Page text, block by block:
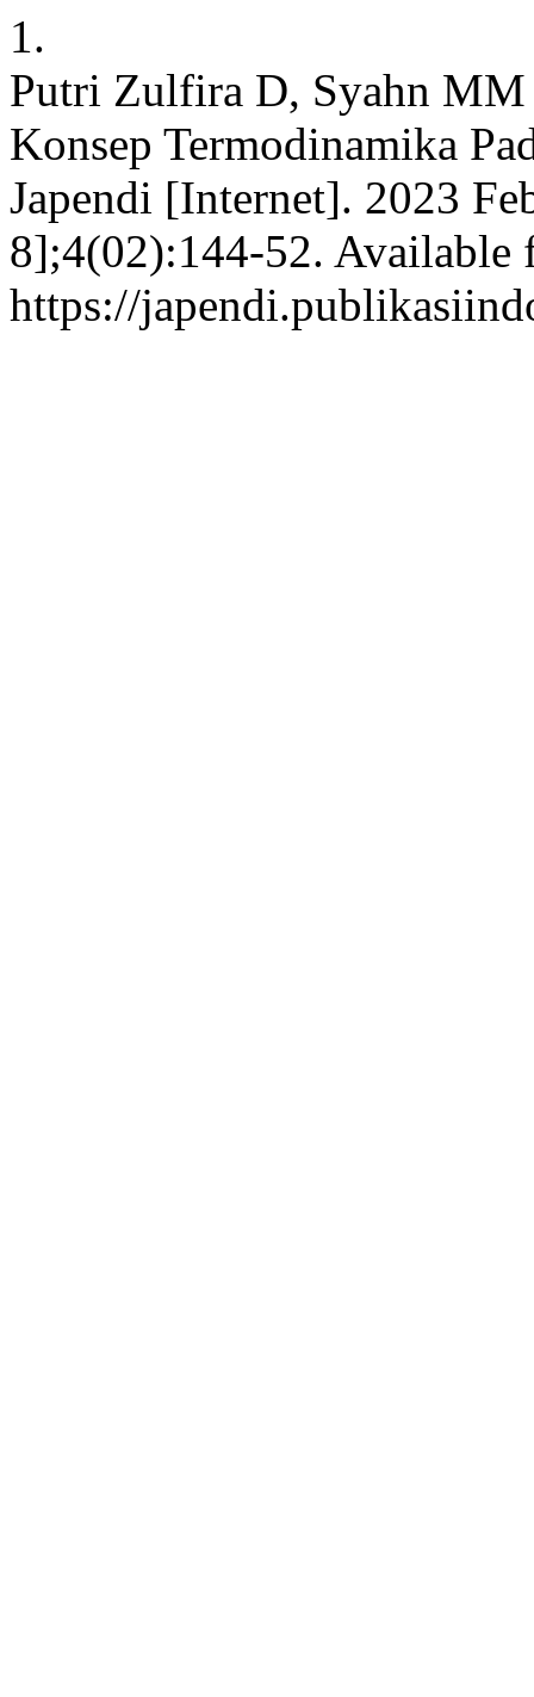
1.
Putri Zulfira D, Syahn
Konsep Termodinamika
Japendi [Internet]. 2023
8];4(02):144-52. Available
https://